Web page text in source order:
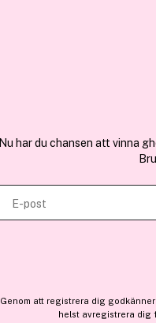
Nu har du chansen att vinna
E-post
Genom att registrera dig
helst avregistrera dig